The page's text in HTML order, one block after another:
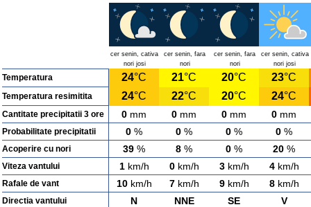
cer senin, cativa
nori josi
cer senin, fara
nori
cer senin, fara
nori
cer senin, cativa
nori josi
Temperatura 24°C 21°C 20°C 23°C
Temperatura resimitita 24°C 22°C 20°C 24°C
Cantitate precipitatii 3 ore 0 mm 0 mm 0 mm 0 mm
Probabilitate precipitatii 0 % 0 % 0 % 0 %
Acoperire cu nori 39 % 8 % 0 % 20 %
Viteza vantului 1km/h 0km/h 3km/h 4km/h
Rafale de vant 10km/h 7km/h 9km/h 8km/h
Directia vantului N NNE SE V